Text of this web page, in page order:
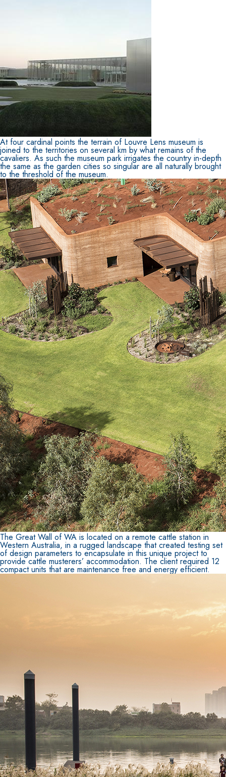
At four cardinal points the terrain of Louvre Lens museum is
joined to the territories on several km by what remains of the
cavaliers. As such the museum park irrigates the country in-depth
the same as the garden cities so singular are all naturally brought
to the threshold of the museum.
The Great Wall of WA is located on a remote cattle station in
Western Australia, in a rugged landscape that created testing set
of design parameters to encapsulate in this unique project to
provide cattle musterers’ accommodation. The client required 12
compact units that are maintenance free and energy efficient.
Sistema ISOLAMENTO TERMICO FASSATHERM®
A 96 RESPHIRA
Collante-rasante alleggerito, fibrato, con calce
naturale NHL 3,5 e speciali inerti alleggeriti